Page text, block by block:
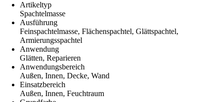
Artikeltyp
Spachtelmasse
Ausführung
Feinspachtelmasse, Flächenspachtel, Glättspachtel,
Armierungsspachtel
Anwendung
Glätten, Reparieren
Anwendungsbereich
Außen, Innen, Decke, Wand
Einsatzbereich
Außen, Innen, Feuchtraum